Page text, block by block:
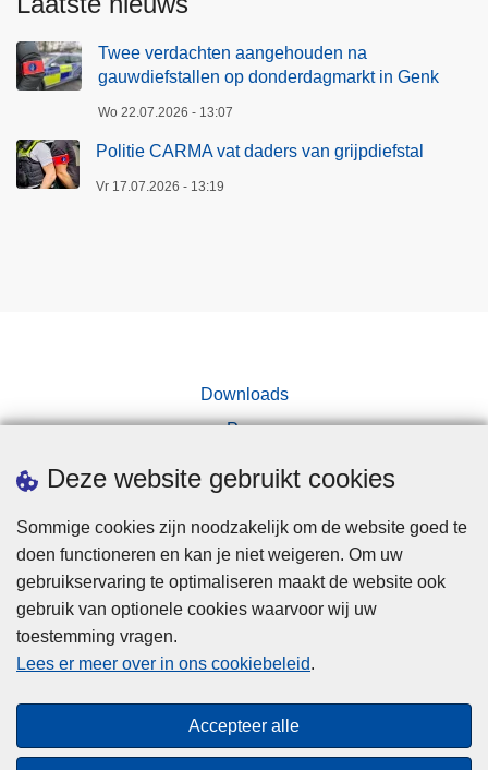
Deze website gebruikt cookies
Sommige cookies zijn noodzakelijk om de website goed te
doen functioneren en kan je niet weigeren. Om uw
gebruikservaring te optimaliseren maakt de website ook
gebruik van optionele cookies waarvoor wij uw
toestemming vragen.
Lees er meer over in ons cookiebeleid.
Accepteer alle
Twee verdachten aangehouden na
gauwdiefstallen op donderdagmarkt in Genk
Wo 22.07.2026 - 13:07
Politie CARMA vat daders van grijpdiefstal
Vr 17.07.2026 - 13:19
Downloads
Pers
Disclaimer
Privacy
Cookies
Toegankelijkheid